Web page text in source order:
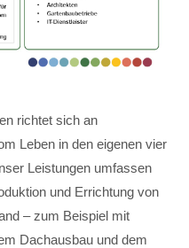
richtet sich an
Leben in den eigenen vier
Leistungen umfassen
und Errichtung von
– zum Beispiel mit
Dachausbau und dem